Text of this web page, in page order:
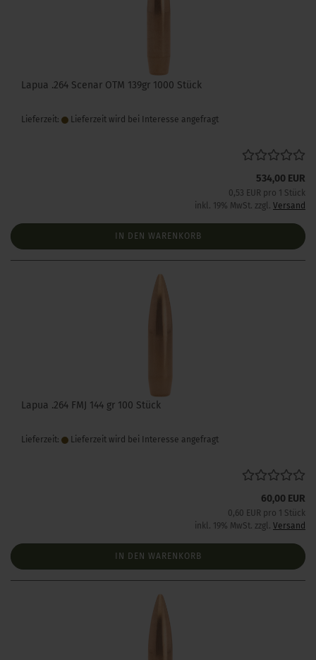
Lapua .264 Scenar OTM 139gr 1000 Stück
Lieferzeit: Lieferzeit wird bei Interesse angefragt
534,00 EUR
0,53 EUR pro 1 Stück
inkl. 19% MwSt. zzgl. Versand
IN DEN WARENKORB
Lapua .264 FMJ 144 gr 100 Stück
Lieferzeit: Lieferzeit wird bei Interesse angefragt
60,00 EUR
0,60 EUR pro 1 Stück
inkl. 19% MwSt. zzgl. Versand
IN DEN WARENKORB